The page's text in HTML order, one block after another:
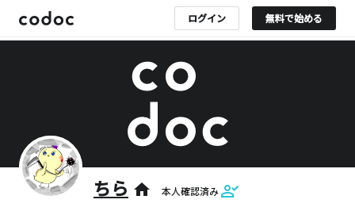
ログイン 無料で始める
ちら home 本人確認済み